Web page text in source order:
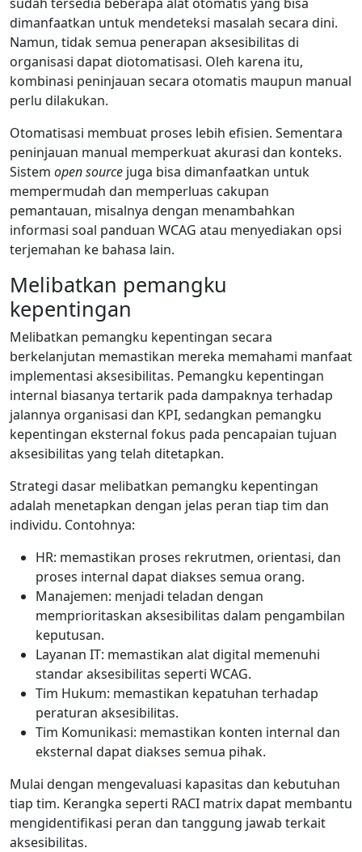
dimanfaatkan untuk mendeteksi masalah secara dini.
Namun, tidak semua penerapan aksesibilitas di
organisasi dapat diotomatisasi. Oleh karena itu,
kombinasi peninjauan secara otomatis maupun manual
perlu dilakukan.
Otomatisasi membuat proses lebih efisien. Sementara
peninjauan manual memperkuat akurasi dan konteks.
Sistem open source juga bisa dimanfaatkan untuk
mempermudah dan memperluas cakupan
pemantauan, misalnya dengan menambahkan
informasi soal panduan WCAG atau menyediakan opsi
terjemahan ke bahasa lain.
Melibatkan pemangku
kepentingan
Melibatkan pemangku kepentingan secara
berkelanjutan memastikan mereka memahami manfaat
implementasi aksesibilitas. Pemangku kepentingan
internal biasanya tertarik pada dampaknya terhadap
jalannya organisasi dan KPI, sedangkan pemangku
kepentingan eksternal fokus pada pencapaian tujuan
aksesibilitas yang telah ditetapkan.
Strategi dasar melibatkan pemangku kepentingan
adalah menetapkan dengan jelas peran tiap tim dan
individu. Contohnya:
HR: memastikan proses rekrutmen, orientasi, dan
proses internal dapat diakses semua orang.
Manajemen: menjadi teladan dengan
memprioritaskan aksesibilitas dalam pengambilan
keputusan.
Layanan IT: memastikan alat digital memenuhi
standar aksesibilitas seperti WCAG.
Tim Hukum: memastikan kepatuhan terhadap
peraturan aksesibilitas.
Tim Komunikasi: memastikan konten internal dan
eksternal dapat diakses semua pihak.
Mulai dengan mengevaluasi kapasitas dan kebutuhan
tiap tim. Kerangka seperti RACI matrix dapat membantu
mengidentifikasi peran dan tanggung jawab terkait
aksesibilitas.